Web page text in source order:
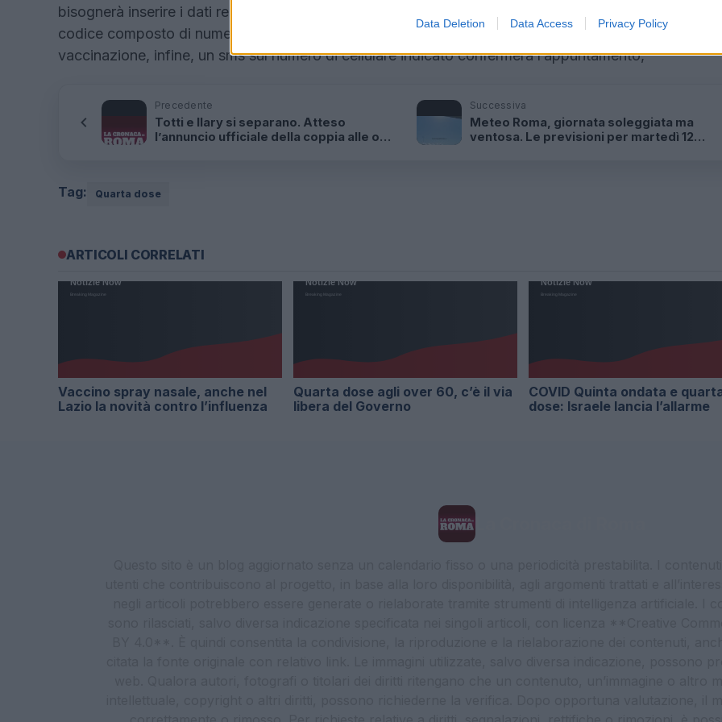
Data Deletion Data Access Privacy Policy
bisognerà inserire i dati relativi alla propria Tessera Sanitaria: vale a dire, il Codice Fiscale e il TEAM,
codice composto di numeri posizionato sul retro del documento. Entro 72 ore dalla data fissata per
vaccinazione, infine, un sms sul numero di cellulare indicato confermerà l’appuntamento,
Precedente
Totti e Ilary si separano. Atteso
l’annuncio ufficiale della coppia alle ore
Successiva
Meteo Roma, giornata soleggiata ma
ventosa. Le previsioni per martedì 12
Tag: Quarta dose
ARTICOLI CORRELATI
Vaccino spray nasale, anche nel
Lazio la novità contro l’influenza
Quarta dose agli over 60, c’è il via
libera del Governo
COVID Quinta ondata e
dose: Israele lancia l’allarme